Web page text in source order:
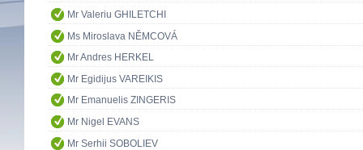
Mr Valeriu GHILETCHI
Ms Miroslava NĚMCOVÁ
Mr Andres HERKEL
Mr Egidijus VAREIKIS
Mr Emanuelis ZINGERIS
Mr Nigel EVANS
Mr Serhii SOBOLIEV